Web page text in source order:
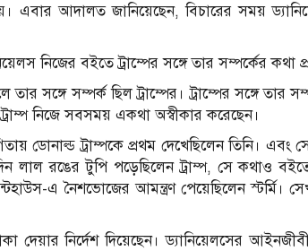
এবার আদালত জানিয়েছেন, বিচারের সময়
নিজের বইতে ট্রাম্পের সঙ্গে তার সম্পর্কের কথা
সঙ্গে সম্পর্ক ছিল ট্রাম্পের। ট্রাম্পের সঙ্গে তার
নিজে সবসময় একথা অস্বীকার করেছেন।
ডোনাল্ড ট্রাম্পকে প্রথম দেখেছিলেন তিনি। এবং
লাল রঙের টুপি পড়েছিলেন ট্রাম্প, সে কথাও
এ নৈশভোজের আমন্ত্রণ পেয়েছিলেন স্টর্মি।
দেয়ার নির্দেশ দিয়েছেন। ড্যানিয়েলসের